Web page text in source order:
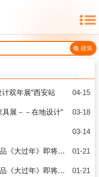
04-15
双年展”西安站
03-18
展－－在地设计”
03-14
01-21
过年》即将展出
01-21
过年》即将展出